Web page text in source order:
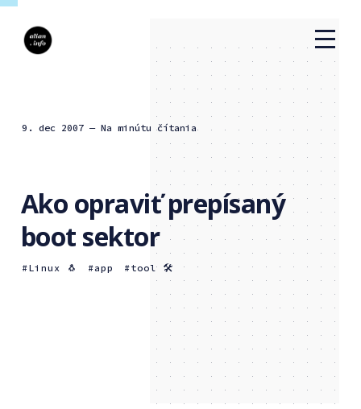
9. dec 2007 — Na minútu čítania
Ako opraviť prepísaný
boot sektor
Linux 🐧 app tool 🛠